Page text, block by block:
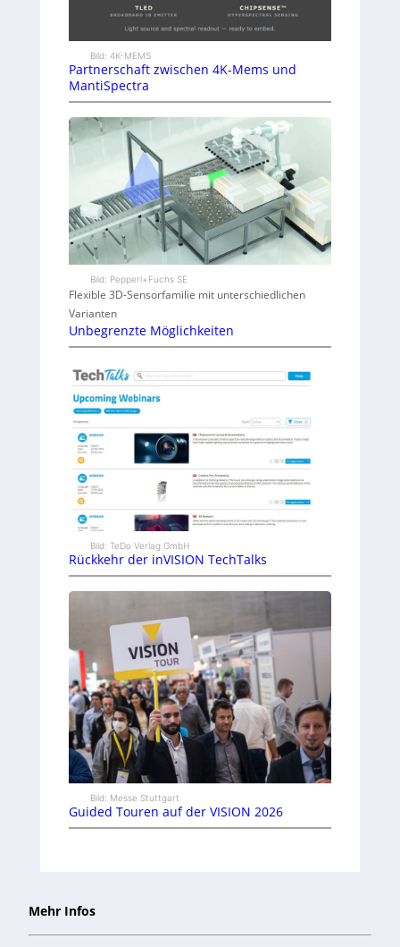
Bild: 4K-MEMS
Partnerschaft zwischen 4K-Mems und
MantiSpectra
Bild: Pepperl+Fuchs SE
Flexible 3D-Sensorfamilie mit unterschiedlichen
Varianten
Unbegrenzte Möglichkeiten
Bild: TeDo Verlag GmbH
Rückkehr der inVISION TechTalks
Bild: Messe Stuttgart
Guided Touren auf der VISION 2026
Mehr Infos